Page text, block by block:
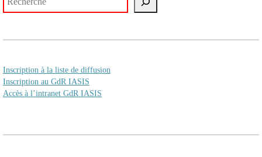
Inscription à la liste de diffusion
Inscription au GdR IASIS
Accès à l’intranet GdR IASIS